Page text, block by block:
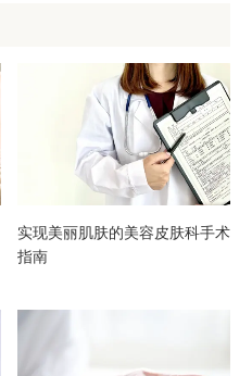
垂
实现美丽肌肤的美容皮肤科手术
指南